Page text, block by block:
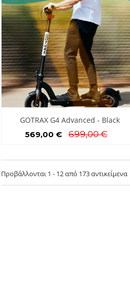
GOTRAX G4 Advanced - Black
569,00 €
699,00 €
Προβάλλονται 1 - 12 από 173 αντικείμενα